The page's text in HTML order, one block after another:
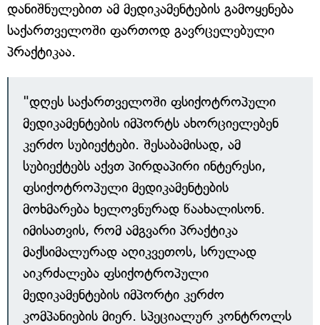
დანიშნულებით ამ მედიკამენტების გამოყენება
საქართველოში ფართოდ გავრცელებული
პრაქტიკაა.
"დღეს საქართველოში ფსიქოტროპული
მედიკამენტების იმპორტს ახორციელებენ
კერძო სუბიექტები. შესაბამისად, ამ
სუბიექტებს აქვთ პირდაპირი ინტერესი,
ფსიქოტროპული მედიკამენტების
მოხმარება ხელოვნურად წაახალისონ.
იმისათვის, რომ ამგვარი პრაქტიკა
მაქსიმალურად აღიკვეთოს, სრულად
აიკრძალება ფსიქოტროპული
მედიკამენტების იმპორტი კერძო
კომპანიების მიერ. სპეციალურ კონტროლს